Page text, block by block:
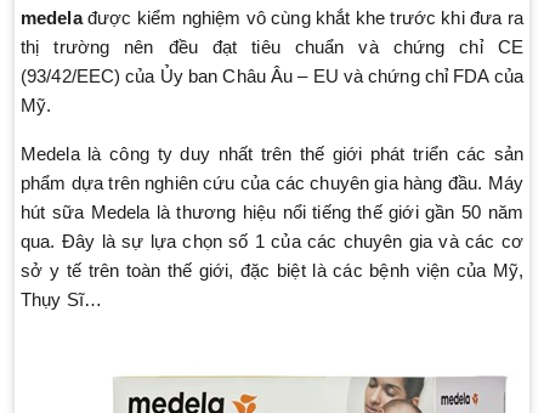
medelađược kiểm nghiệm vô cùng khắt khe trước khi đưa ra
thị trường nên đều đạt tiêu chuẩn và chứng chỉ CE
(93/42/EEC) của Ủy ban Châu Âu – EU và chứng chỉ FDA của
Mỹ.
Medela là công ty duy nhất trên thế giới phát triển các sản
phẩm dựa trên nghiên cứu của các chuyên gia hàng đầu. Máy
hút sữa Medela là thương hiệu nổi tiếng thế giới gần 50 năm
qua. Đây là sự lựa chọn số 1 của các chuyên gia và các cơ
sở y tế trên toàn thế giới, đặc biệt là các bệnh viện của Mỹ,
Thụy Sĩ…